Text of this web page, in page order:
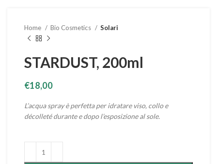
Home Bio Cosmetics Solari
STARDUST, 200ml
€18,00
L’acqua spray è perfetta per idratare viso, collo e
décolleté durante e dopo l’esposizione al sole.